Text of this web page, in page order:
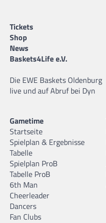
Tickets
Shop
News
Baskets4Life e.V.
Die EWE Baskets Oldenburg
live und auf Abruf bei Dyn
Gametime
Startseite
Spielplan & Ergebnisse
Tabelle
Spielplan ProB
Tabelle ProB
6th Man
Cheerleader
Dancers
Fan Clubs